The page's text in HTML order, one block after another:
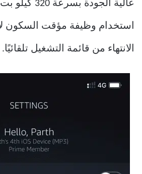
عالية الجودة
استخدام وظيفة مؤقت السكون
الانتهاء من قائمة التشغيل تلقائيًا.